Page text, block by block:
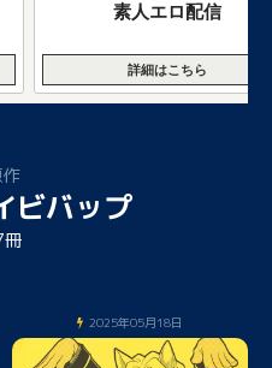
素人エロ配信
詳細はこちら
ビバップ
2025年05月18日